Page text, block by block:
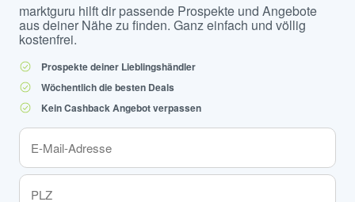
marktguru hilft dir passende Prospekte und Angebote
aus deiner Nähe zu finden. Ganz einfach und völlig
kostenfrei.
Prospekte deiner Lieblingshändler
Wöchentlich die besten Deals
Kein Cashback Angebot verpassen